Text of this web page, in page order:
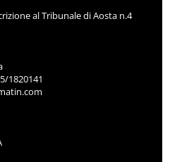
al Tribunale di Aosta n.4
1820141